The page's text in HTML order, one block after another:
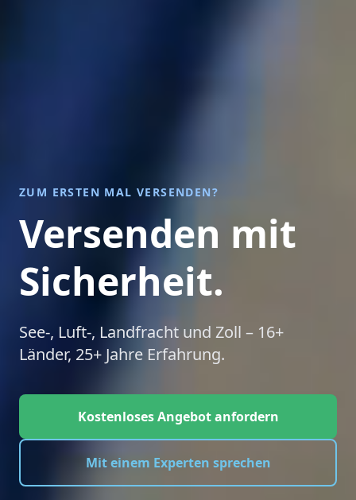
Versenden mit
Sicherheit.
See-, Luft-, Landfracht und Zoll – 16+
Mit einem Experten sprechen
Antwort innerhalb von 2 Stunden — Mo–Fr